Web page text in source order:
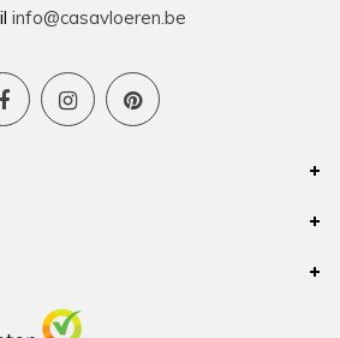
was het van hun eigen merk
zoektocht met een goede
onze bovenverdieping ook
info@casavloeren.be